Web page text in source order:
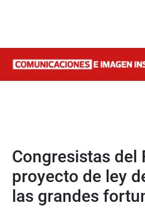
Congresistas del
proyecto de ley
las grandes